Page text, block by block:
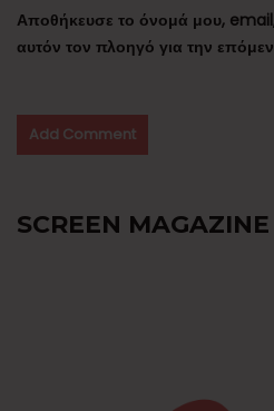
Αποθήκευσε το όνομά μου,
αυτόν τον πλοηγό για την
SCREEN MAGAZINE